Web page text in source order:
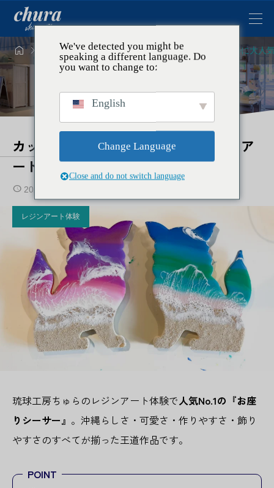
 トピックスレジンアート体験カップル・夫婦に大人
カップル・夫婦に大人気｜沖縄レジンア
ート体験で“お座りシーサー”を作ろう
2025.12.11
レジンアート体験
琉球工房ちゅらのレジンアート体験で人気No.1の『お座
りシーサー』 。沖縄らしさ・可愛さ・作りやすさ・飾り
やすさのすべてが揃った王道作品です。
POINT
We've detected you might be
speaking a different language. Do
you want to change to:
English
Change Language
Close and do not switch language